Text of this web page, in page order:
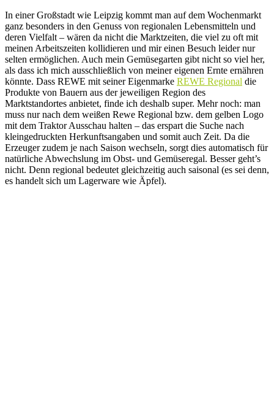
In einer Großstadt wie Leipzig kommt man auf dem Wochenmarkt
ganz besonders in den Genuss von regionalen Lebensmitteln und
deren Vielfalt – wären da nicht die Marktzeiten, die viel zu oft mit
meinen Arbeitszeiten kollidieren und mir einen Besuch leider nur
selten ermöglichen. Auch mein Gemüsegarten gibt nicht so viel her,
als dass ich mich ausschließlich von meiner eigenen Ernte ernähren
könnte. Dass REWE mit seiner Eigenmarke REWE Regional die
Produkte von Bauern aus der jeweiligen Region des
Marktstandortes anbietet, finde ich deshalb super. Mehr noch: man
muss nur nach dem weißen Rewe Regional bzw. dem gelben Logo
mit dem Traktor Ausschau halten – das erspart die Suche nach
kleingedruckten Herkunftsangaben und somit auch Zeit. Da die
Erzeuger zudem je nach Saison wechseln, sorgt dies automatisch für
natürliche Abwechslung im Obst- und Gemüseregal. Besser geht’s
nicht. Denn regional bedeutet gleichzeitig auch saisonal (es sei denn,
es handelt sich um Lagerware wie Äpfel).